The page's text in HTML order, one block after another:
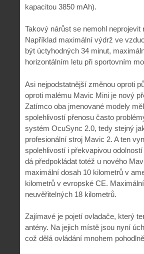
kapacitou 3850 mAh).
Takový nárůst se nemohl
Například maximální výdrž ve
být úctyhodných 34 minut,
horizontálním letu při sportovním
Asi nejpodstatnější změnou oproti
oproti malému Mavic Mini je nový
Zatímco oba jmenované modely
spolehlivostí přenosu často
systém OcuSync 2.0, tedy stejný
profesionální stroj Mavic 2. A ten
spolehlivostí i překvapivou
dá předpokládat totéž u nového
maximální dosah 10 kilometrů v
kilometrů v evropské CE.
neuvěřitelných 18 kilometrů.
Zajímavé je pojetí ovladače, který
antény. Na jejich místě jsou nyní
což dělá ovládání mnohem